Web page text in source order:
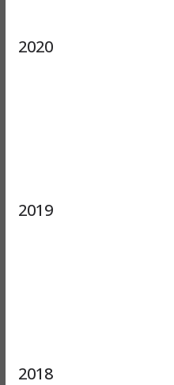
2020
2019
2018